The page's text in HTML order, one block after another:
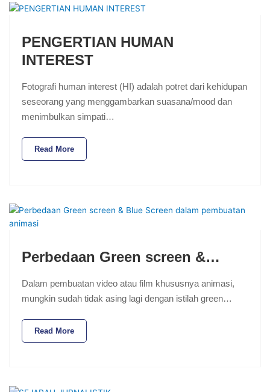
PENGERTIAN HUMAN
INTEREST
Fotografi human interest (HI) adalah potret dari kehidupan
seseorang yang menggambarkan suasana/mood dan
menimbulkan simpati…
Read More
Perbedaan Green screen &…
Dalam pembuatan video atau film khususnya animasi,
mungkin sudah tidak asing lagi dengan istilah green…
Read More